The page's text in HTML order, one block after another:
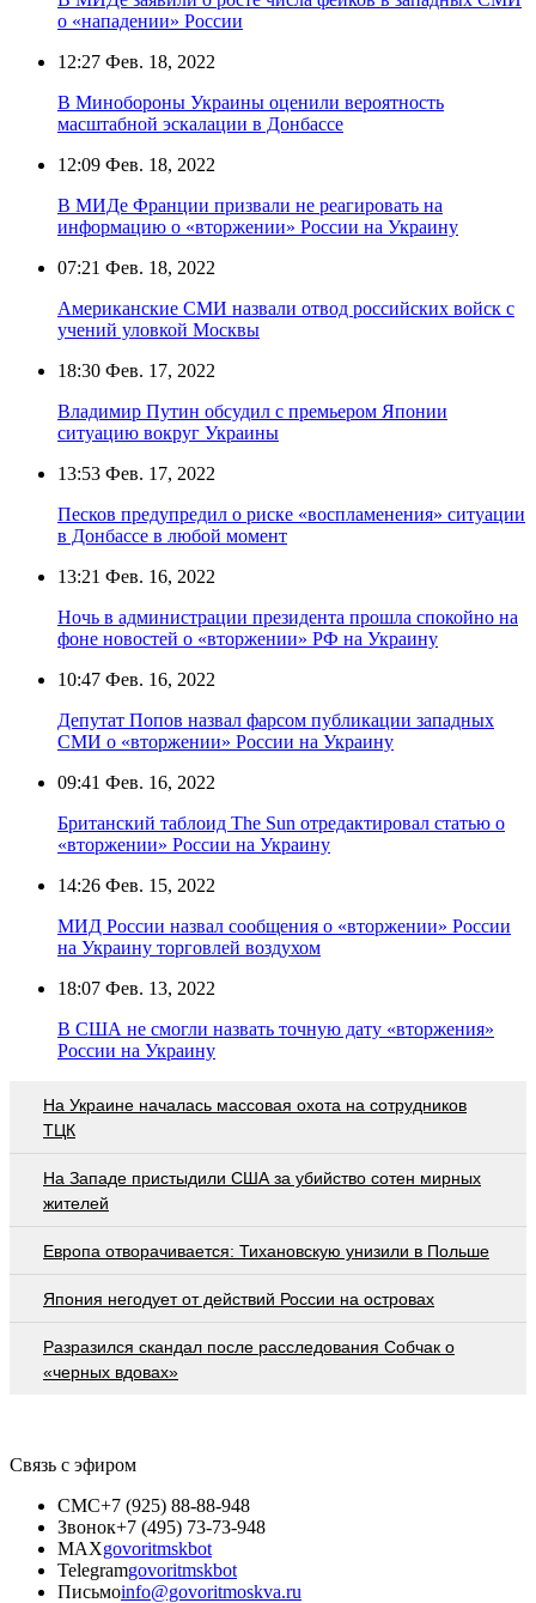
о «нападении» России
12:27 Фев. 18, 2022
В Минобороны Украины оценили вероятность
масштабной эскалации в Донбассе
12:09 Фев. 18, 2022
В МИДе Франции призвали не реагировать на
информацию о «вторжении» России на Украину
07:21 Фев. 18, 2022
Американские СМИ назвали отвод российских войск с
учений уловкой Москвы
18:30 Фев. 17, 2022
Владимир Путин обсудил с премьером Японии
ситуацию вокруг Украины
13:53 Фев. 17, 2022
Песков предупредил о риске «воспламенения» ситуации
в Донбассе в любой момент
13:21 Фев. 16, 2022
Ночь в администрации президента прошла спокойно на
фоне новостей о «вторжении» РФ на Украину
10:47 Фев. 16, 2022
Депутат Попов назвал фарсом публикации западных
СМИ о «вторжении» России на Украину
09:41 Фев. 16, 2022
Британский таблоид The Sun отредактировал статью о
«вторжении» России на Украину
14:26 Фев. 15, 2022
МИД России назвал сообщения о «вторжении» России
на Украину торговлей воздухом
18:07 Фев. 13, 2022
В США не смогли назвать точную дату «вторжения»
России на Украину
На Украине началась массовая охота на сотрудников
ТЦК
На Западе пристыдили США за убийство сотен мирных
жителей
Европа отворачивается: Тихановскую унизили в Польше
Япония негодует от действий России на островах
Разразился скандал после расследования Собчак о
«черных вдовах»
Связь с эфиром
СМС+7 (925) 88-88-948
Звонок+7 (495) 73-73-948
MAXgovoritmskbot
Telegramgovoritmskbot
Письмоinfo@govoritmoskva.ru